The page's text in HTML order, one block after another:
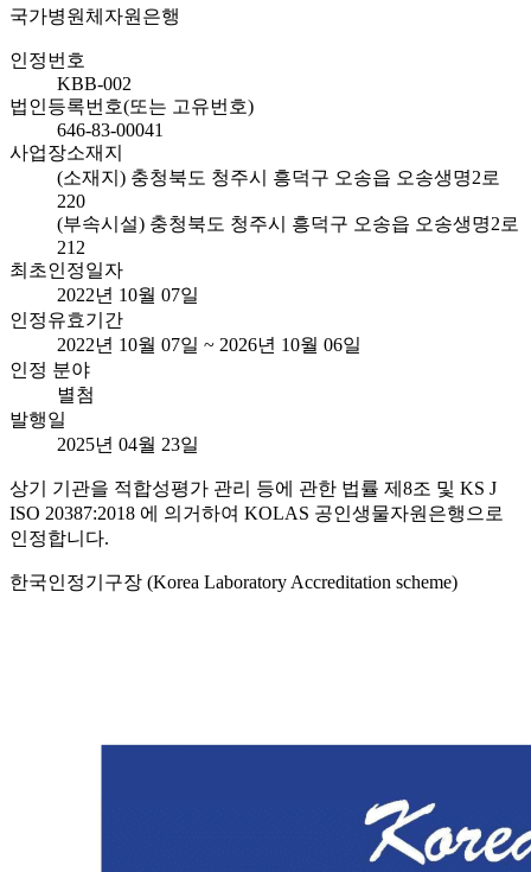
국가병원체자원은행
인정번호
KBB-002
법인등록번호(또는 고유번호)
646-83-00041
사업장소재지
(소재지) 충청북도 청주시 흥덕구 오송읍 오송생명2로
220
(부속시설) 충청북도 청주시 흥덕구 오송읍 오송생명2로
212
최초인정일자
2022년 10월 07일
인정유효기간
2022년 10월 07일 ~ 2026년 10월 06일
인정 분야
별첨
발행일
2025년 04월 23일
상기 기관을 적합성평가 관리 등에 관한 법률 제8조 및 KS J
ISO 20387:2018 에 의거하여 KOLAS 공인생물자원은행으로
인정합니다.
한국인정기구장 (Korea Laboratory Accreditation scheme)